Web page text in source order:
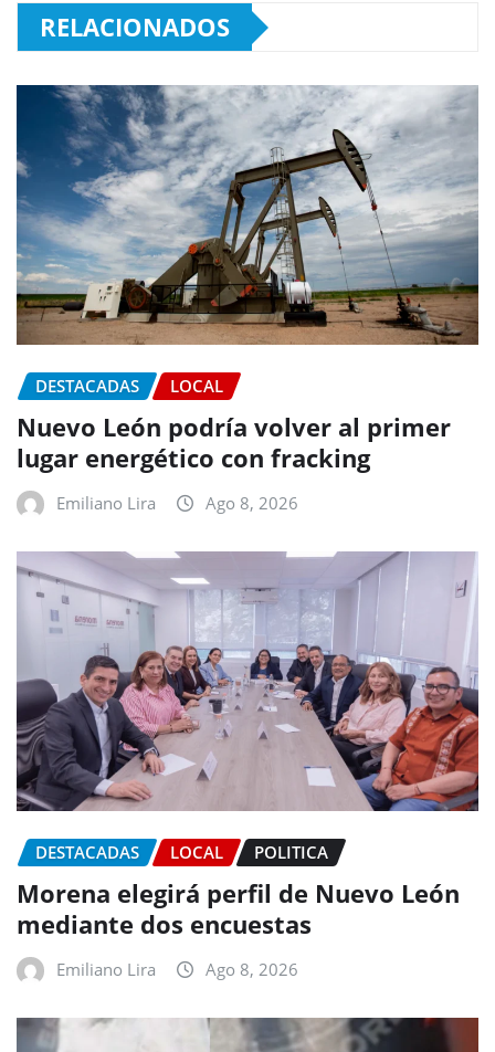
RELACIONADOS
DESTACADAS LOCAL
Nuevo León podría volver al primer
lugar energético con fracking
Emiliano Lira Ago 8, 2026
DESTACADAS LOCAL POLITICA
Morena elegirá perfil de Nuevo León
mediante dos encuestas
Emiliano Lira Ago 8, 2026